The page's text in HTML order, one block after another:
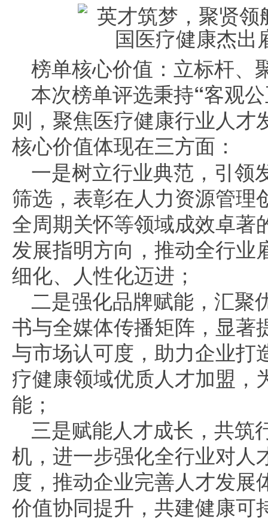
榜单核心价值：立标杆、
本次榜单评选秉持“客观
则，聚焦医疗健康行业人
核心价值体现在三方面：
一是树立行业典范，引领
筛选，表彰在人力资源管理
全周期关怀等领域成效卓著
发展指明方向，推动全行业
细化、人性化迈进；
二是强化品牌赋能，汇聚
书与全媒体传播矩阵，显著
与市场认可度，助力企业打
疗健康领域优质人才加盟，
能；
三是赋能人才成长，共筑
机，进一步强化全行业对人
度，推动企业完善人才发
价值协同提升，共建健康可